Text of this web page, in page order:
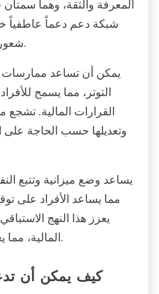
المعرفة والثقة، وهما سمتان
شبكة دعم دعماً عاطفياً
شعور المجتمع والتجارب المشتركة.
يمكن أن تساعد ممارسات
التوتر، مما يسمح
القرارات المالية. تشجع
وتعديلها حسب الحاجة
يساعد وضع ميزانية وتتبع
مما يساعد الأفراد على
يعزز هذا النهج
المالية، مما يعزز الصحة العاطفية والتمكين.
كيف يمكن أن